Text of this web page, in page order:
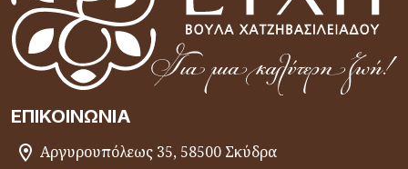
ΕΠΙΚΟΙΝΩΝΊΑ
Αργυρουπόλεως 35, 58500 Σκύδρα